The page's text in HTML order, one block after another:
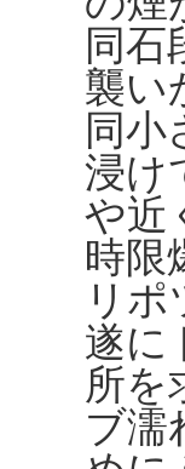
同石
襲い
同小
浸け
や近
時限
リ
遂に
所を
ブ濡